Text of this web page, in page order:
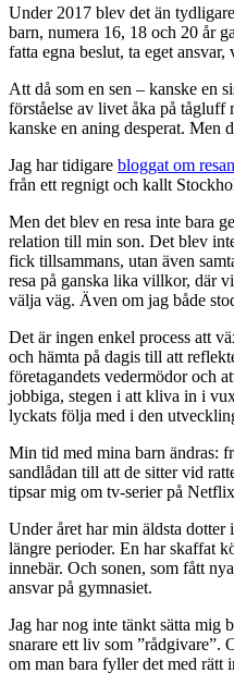
Under 2017 blev det än
barn, numera 16, 18 och 20 år
fatta egna beslut, ta eget
Att då som en sen – kanske en
förståelse av livet åka på tågluff
kanske en aning desperat. Men
Jag har tidigare bloggat om
från ett regnigt och kallt
Men det blev en resa inte bara
relation till min son. Det blev
fick tillsammans, utan även
resa på ganska lika villkor, där
välja väg. Även om jag både
Det är ingen enkel process att
och hämta på dagis till att
företagandets vedermödor och
jobbiga, stegen i att kliva in i
lyckats följa med i den
Min tid med mina barn ändras:
sandlådan till att de sitter vid
tipsar mig om tv-serier på
Under året har min äldsta
längre perioder. En har skaffat
innebär. Och sonen, som fått
ansvar på gymnasiet.
Jag har nog inte tänkt sätta mig
snarare ett liv som ”rådgivare”.
om man bara fyller det med rätt